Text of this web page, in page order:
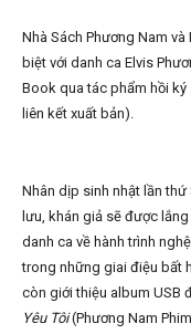
Nhà Sách Phương Nam
biệt với danh ca Elvis
Book qua tác phẩm hồi ký
liên kết xuất bản).
Nhân dịp sinh nhật lần
lưu, khán giả sẽ được
danh ca về hành trình
trong những giai điệu bất
còn giới thiệu album USB
Yêu Tôi(Phương Nam